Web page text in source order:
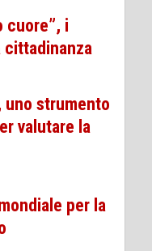
cuore”, i
cittadinanza
uno strumento
valutare la
per la